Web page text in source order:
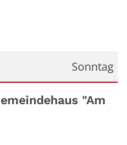
Sonntag
"Am